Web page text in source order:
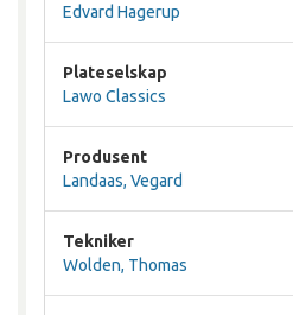
Edvard Hagerup
Plateselskap
Lawo Classics
Produsent
Landaas, Vegard
Tekniker
Wolden, Thomas